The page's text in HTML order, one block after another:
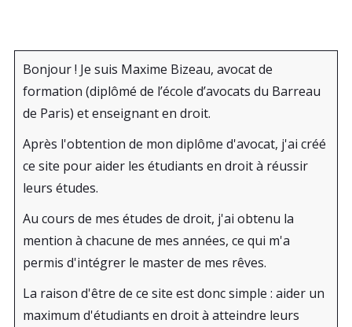
Bonjour ! Je suis Maxime Bizeau, avocat de
formation (diplômé de l’école d’avocats du Barreau
de Paris) et enseignant en droit.
Après l'obtention de mon diplôme d'avocat, j'ai créé
ce site pour aider les étudiants en droit à réussir
leurs études.
Au cours de mes études de droit, j'ai obtenu la
mention à chacune de mes années, ce qui m'a
permis d'intégrer le master de mes rêves.
La raison d'être de ce site est donc simple : aider un
maximum d'étudiants en droit à atteindre leurs